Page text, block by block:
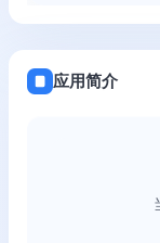
应用简介